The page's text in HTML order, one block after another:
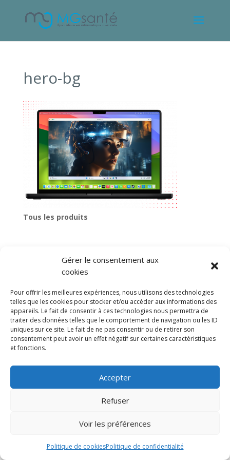
Gérer le consentement aux
cookies
Pour offrir les meilleures expériences, nous utilisons des technologies
telles que les cookies pour stocker et/ou accéder aux informations des
appareils. Le fait de consentir à ces technologies nous permettra de
traiter des données telles que le comportement de navigation ou les ID
uniques sur ce site. Le fait de ne pas consentir ou de retirer son
consentement peut avoir un effet négatif sur certaines caractéristiques
et fonctions.
Accepter
Refuser
Voir les préférences
Politique de cookiesPolitique de confidentialité
hero-bg
Tous les produits
mentions légales
Politique de confidentialité
Conditions générales de vente